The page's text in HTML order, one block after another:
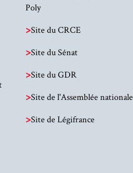
Poly
>Site du CRCE
>Site du Sénat
>Site du GDR
>Site de l'Assemblée nationale
>Site de Légifrance